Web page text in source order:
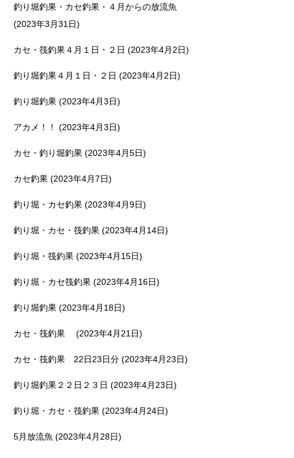
釣り堀釣果・カセ釣果・４月からの放流魚
(2023年3月31日)
カセ・筏釣果４月１日・２日 (2023年4月2日)
釣り堀釣果４月１日・２日 (2023年4月2日)
釣り堀釣果 (2023年4月3日)
アカメ！！ (2023年4月3日)
カセ・釣り堀釣果 (2023年4月5日)
カセ釣果 (2023年4月7日)
釣り堀・カセ釣果 (2023年4月9日)
釣り堀・カセ・筏釣果 (2023年4月14日)
釣り堀・筏釣果 (2023年4月15日)
釣り堀・カセ筏釣果 (2023年4月16日)
釣り堀釣果 (2023年4月18日)
カセ・筏釣果 (2023年4月21日)
カセ・筏釣果 22日23日分 (2023年4月23日)
釣り堀釣果２２日２３日 (2023年4月23日)
釣り堀・カセ・筏釣果 (2023年4月24日)
5月放流魚 (2023年4月28日)